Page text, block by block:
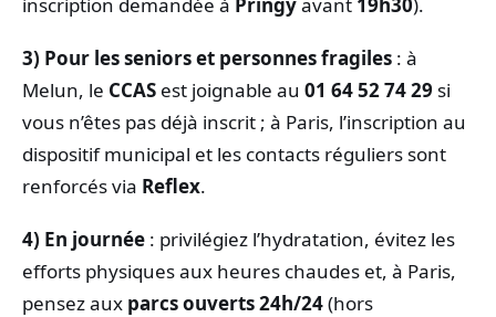
inscription demandée à Pringyavant 19h30).
3) Pour les seniors et personnes fragiles : à
Melun, le CCAS est joignable au 01 64 52 74 29 si
vous n’êtes pas déjà inscrit ; à Paris, l’inscription au
dispositif municipal et les contacts réguliers sont
renforcés via Reflex.
4) En journée : privilégiez l’hydratation, évitez les
efforts physiques aux heures chaudes et, à Paris,
pensez aux parcs ouverts 24h/24(hors